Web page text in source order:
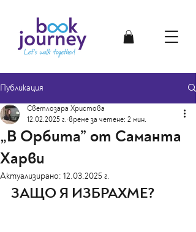
Публикация
„В Орбита” от Саманта
Харви
Светлозара Христова
12.02.2025 г. време за четене: 2 мин.
Актуализирано: 12.03.2025 г.
ЗАЩО Я ИЗБРАХМЕ?